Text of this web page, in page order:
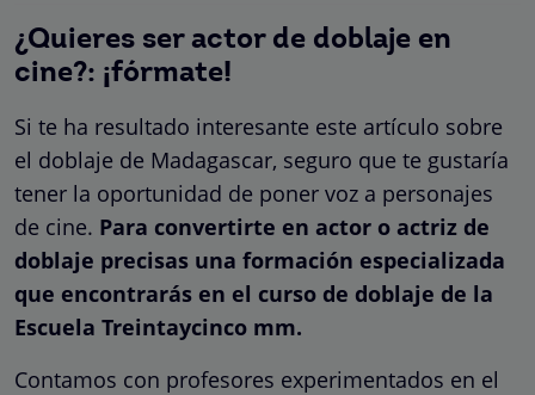
¿Quieres ser actor de doblaje en
cine?: ¡fórmate!
Si te ha resultado interesante este artículo sobre
el doblaje de Madagascar, seguro que te gustaría
tener la oportunidad de poner voz a personajes
de cine. Para convertirte en actor o actriz de
doblaje precisas una formación especializada
que encontrarás en el curso de doblaje de la
Escuela Treintaycinco mm.
Contamos con profesores experimentados en el